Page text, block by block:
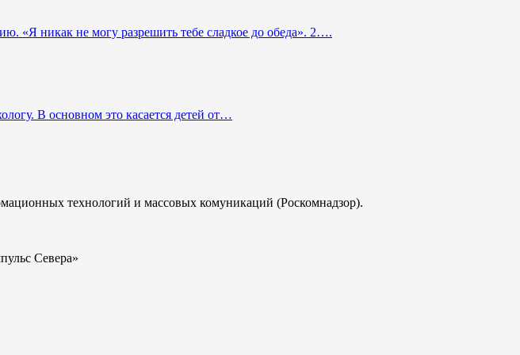
«Я никак не могу разрешить тебе сладкое до обеда». 2….
В основном это касается детей от…
технологий и массовых комуникаций (Роскомнадзор).
Севера»